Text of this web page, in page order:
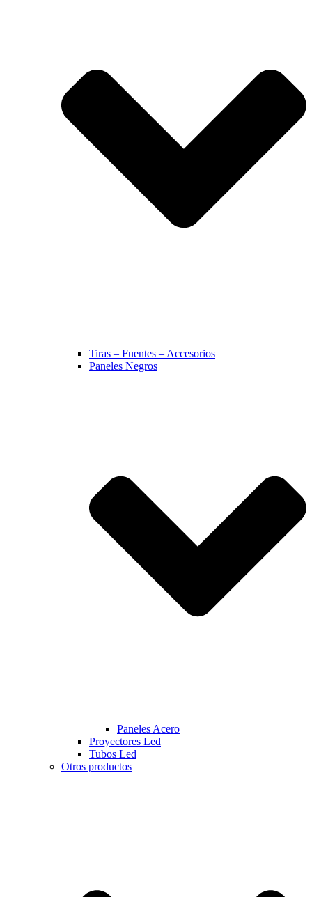
Tiras – Fuentes – Accesorios
Paneles Negros
Paneles Acero
Proyectores Led
Tubos Led
Otros productos